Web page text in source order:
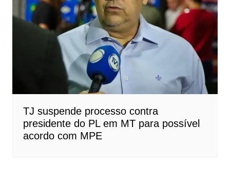
TJ suspende processo contra
presidente do PL em MT para possível
acordo com MPE